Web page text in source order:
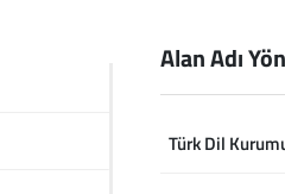
Alan Adı
Türk Dil